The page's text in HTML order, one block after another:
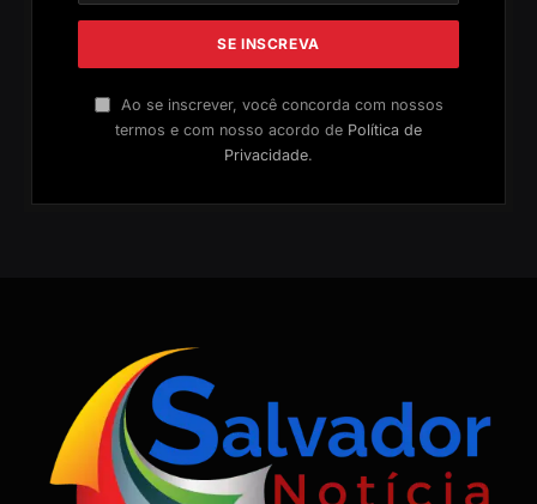
Ao se inscrever, você concorda com nossos
termos e com nosso acordo de Política de
Privacidade.